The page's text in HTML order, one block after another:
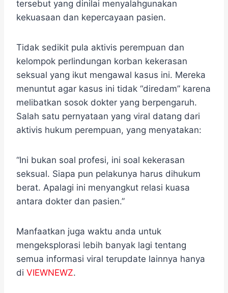
tersebut yang dinilai menyalahgunakan
kekuasaan dan kepercayaan pasien.
Tidak sedikit pula aktivis perempuan dan
kelompok perlindungan korban kekerasan
seksual yang ikut mengawal kasus ini. Mereka
menuntut agar kasus ini tidak “diredam” karena
melibatkan sosok dokter yang berpengaruh.
Salah satu pernyataan yang viral datang dari
aktivis hukum perempuan, yang menyatakan:
“Ini bukan soal profesi, ini soal kekerasan
seksual. Siapa pun pelakunya harus dihukum
berat. Apalagi ini menyangkut relasi kuasa
antara dokter dan pasien.”
​Manfaatkan juga waktu anda untuk
mengeksplorasi lebih banyak lagi tentang
semua informasi viral terupdate lainnya hanya
di VIEWNEWZ.